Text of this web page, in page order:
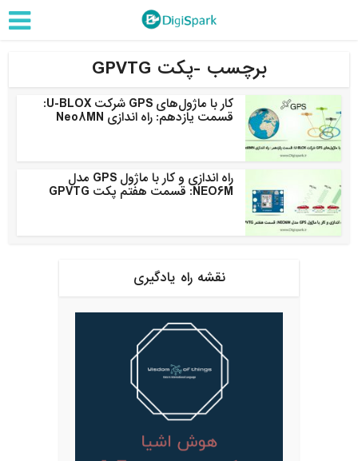
برچسب -پکت GPVTG
کار با ماژول‌های GPS شرکت U-BLOX:
قسمت یازدهم: راه اندازی Neo8MN
راه اندازی و کار با ماژول GPS مدل
NEO6M: قسمت هفتم پکت GPVTG
نقشه راه یادگیری